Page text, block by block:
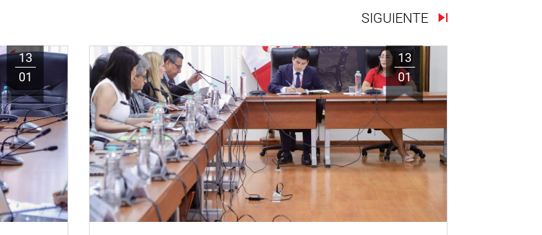
SIGUIENTE
13
01
13
01